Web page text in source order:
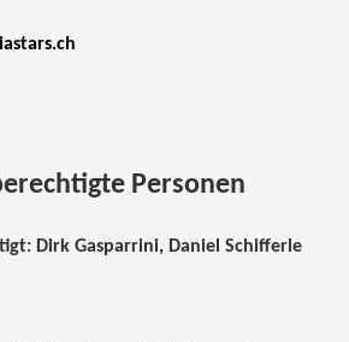
Personen
Dirk Gasparrini, Daniel Schifferle